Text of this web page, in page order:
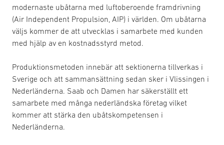
modernaste ubåtarna med luftoberoende framdrivning
(Air Independent Propulsion, AIP) i världen. Om ubåtarna
väljs kommer de att utvecklas i samarbete med kunden
med hjälp av en kostnadsstyrd metod.
Produktionsmetoden innebär att sektionerna tillverkas i
Sverige och att sammansättning sedan sker i Vlissingen i
Nederländerna. Saab och Damen har säkerställt ett
samarbete med många nederländska företag vilket
kommer att stärka den ubåtskompetensen i
Nederländerna.